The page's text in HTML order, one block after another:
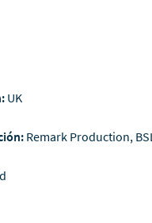
UK
Remark Production,